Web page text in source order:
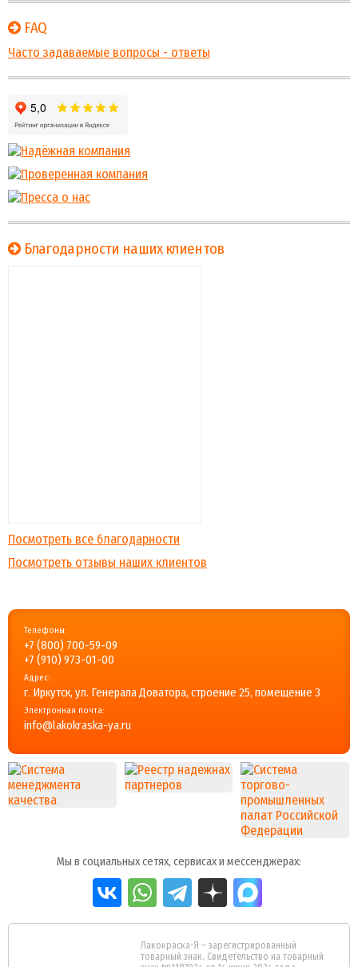
FAQ
Часто задаваемые вопросы - ответы
Благодарности наших клиентов
Посмотреть все благодарности
Посмотреть отзывы наших клиентов
Телефоны:
+7 (800) 700-59-09
+7 (910) 973-01-00
Адрес:
г. Иркутск, ул. Генерала Доватора, строение 25, помещение 3
Электронная почта:
info@lakokraska-ya.ru
Мы в социальных сетях, сервисах и мессенджерах:
Лакокраска-Я – зарегистрированный
товарный знак. Свидетельство на товарный